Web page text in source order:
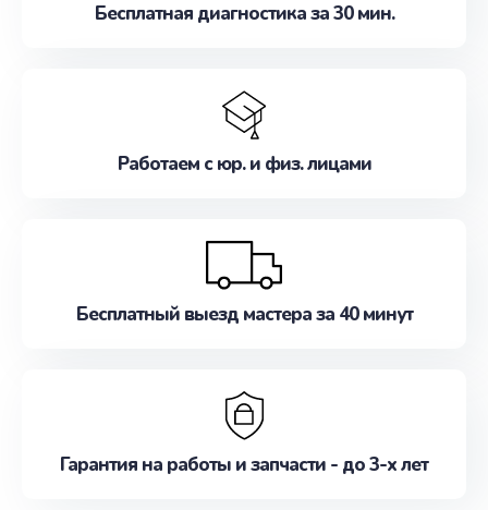
Бесплатная диагностика за 30 мин.
Работаем с юр. и физ. лицами
Бесплатный выезд мастера за 40 минут
Гарантия на работы и запчасти - до 3-х лет